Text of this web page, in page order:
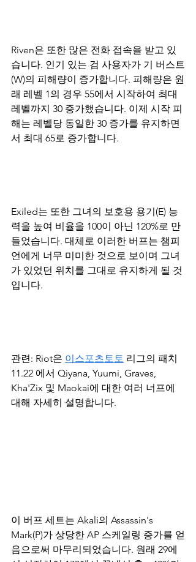
Riven은 또한 많은 전화 접속을 받고 있
습니다. 인기 있는 검 사용자가 기 버스트
(W)의 피해량이 증가합니다. 피해량은 원
래 레벨 1의 경우 55에서 시작하여 최대
레벨까지 30 증가했습니다. 이제 시작 피
해는 레벨당 동일한 30 증가를 유지하면
서 최대 65로 증가합니다.
Exiled는 또한 그녀의 보호용 용기(E) 능
력을 높여 비율을 100이 아닌 120%로 만
들었습니다. 대체로 이러한 버프는 챔피
언에게 너무 미미한 것으로 보이며 그녀
가 있었던 위치를 그대로 유지하게 될 것
입니다.
관련: Riot은 이스포츠토토 리그의 패치
11.22 에서 Qiyana, Yuumi, Graves,
Kha'Zix 및 Maokai에 대한 여러 너프에
대해 자세히 설명합니다.
이 버프 세트는 Akali의 Assassin's
Mark(P)가 상당한 AP 스케일링 증가를 얻
음으로써 마무리되었습니다. 원래 29에